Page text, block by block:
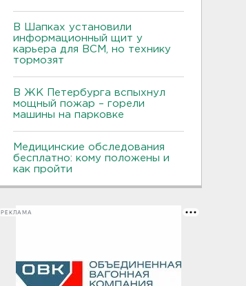
В Шапках установили
информационный щит у
карьера для ВСМ, но технику
тормозят
В ЖК Петербурга вспыхнул
мощный пожар – горели
машины на парковке
Медицинские обследования
бесплатно: кому положены и
как пройти
РЕКЛАМА